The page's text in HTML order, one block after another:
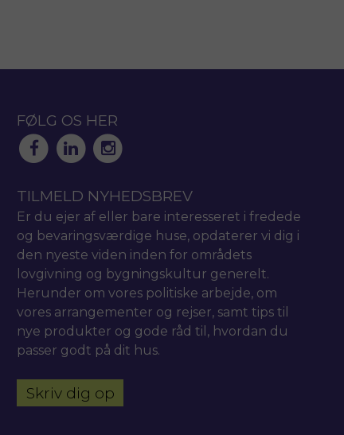
FØLG OS HER
TILMELD NYHEDSBREV
Er du ejer af eller bare interesseret i fredede
og bevaringsværdige huse, opdaterer vi dig i
den nyeste viden inden for områdets
lovgivning og bygningskultur generelt.
Herunder om vores politiske arbejde, om
vores arrangementer og rejser, samt tips til
nye produkter og gode råd til, hvordan du
passer godt på dit hus.
Skriv dig op